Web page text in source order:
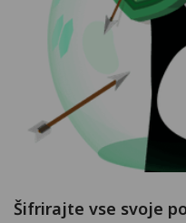
Šifrirajte vse svoje